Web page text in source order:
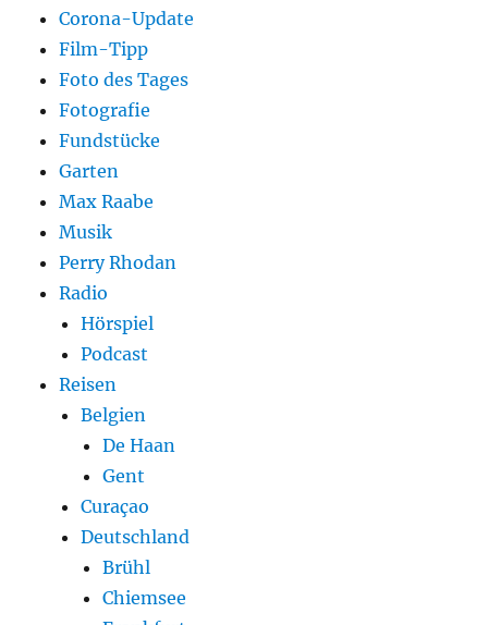
Corona-Update
Film-Tipp
Foto des Tages
Fotografie
Fundstücke
Garten
Max Raabe
Musik
Perry Rhodan
Radio
Hörspiel
Podcast
Reisen
Belgien
De Haan
Gent
Curaçao
Deutschland
Brühl
Chiemsee